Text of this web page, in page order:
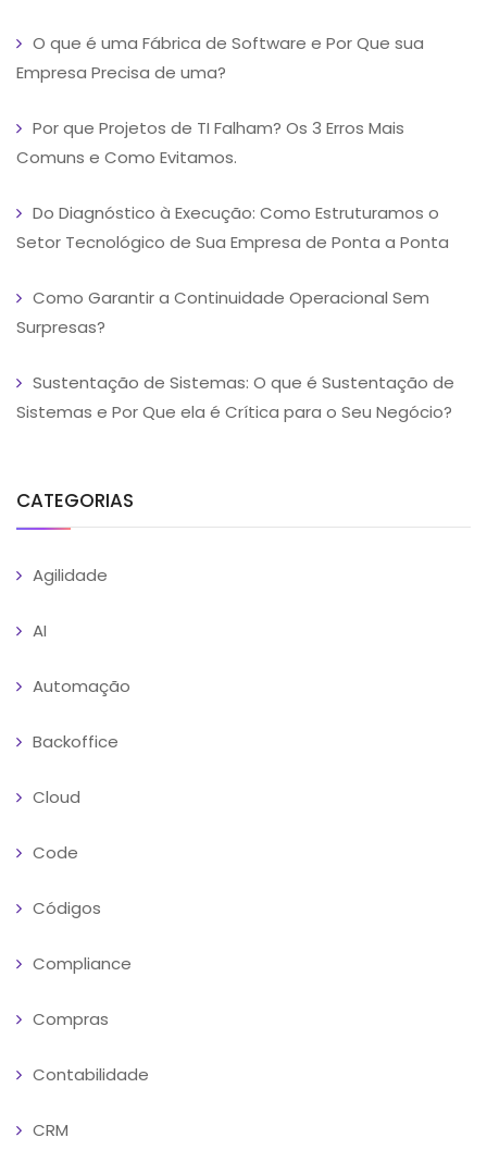
O que é uma Fábrica de Software e Por Que sua
Empresa Precisa de uma?
Por que Projetos de TI Falham? Os 3 Erros Mais
Comuns e Como Evitamos.
Do Diagnóstico à Execução: Como Estruturamos o
Setor Tecnológico de Sua Empresa de Ponta a Ponta
Como Garantir a Continuidade Operacional Sem
Surpresas?
Sustentação de Sistemas: O que é Sustentação de
Sistemas e Por Que ela é Crítica para o Seu Negócio?
CATEGORIAS
Agilidade
AI
Automação
Backoffice
Cloud
Code
Códigos
Compliance
Compras
Contabilidade
CRM